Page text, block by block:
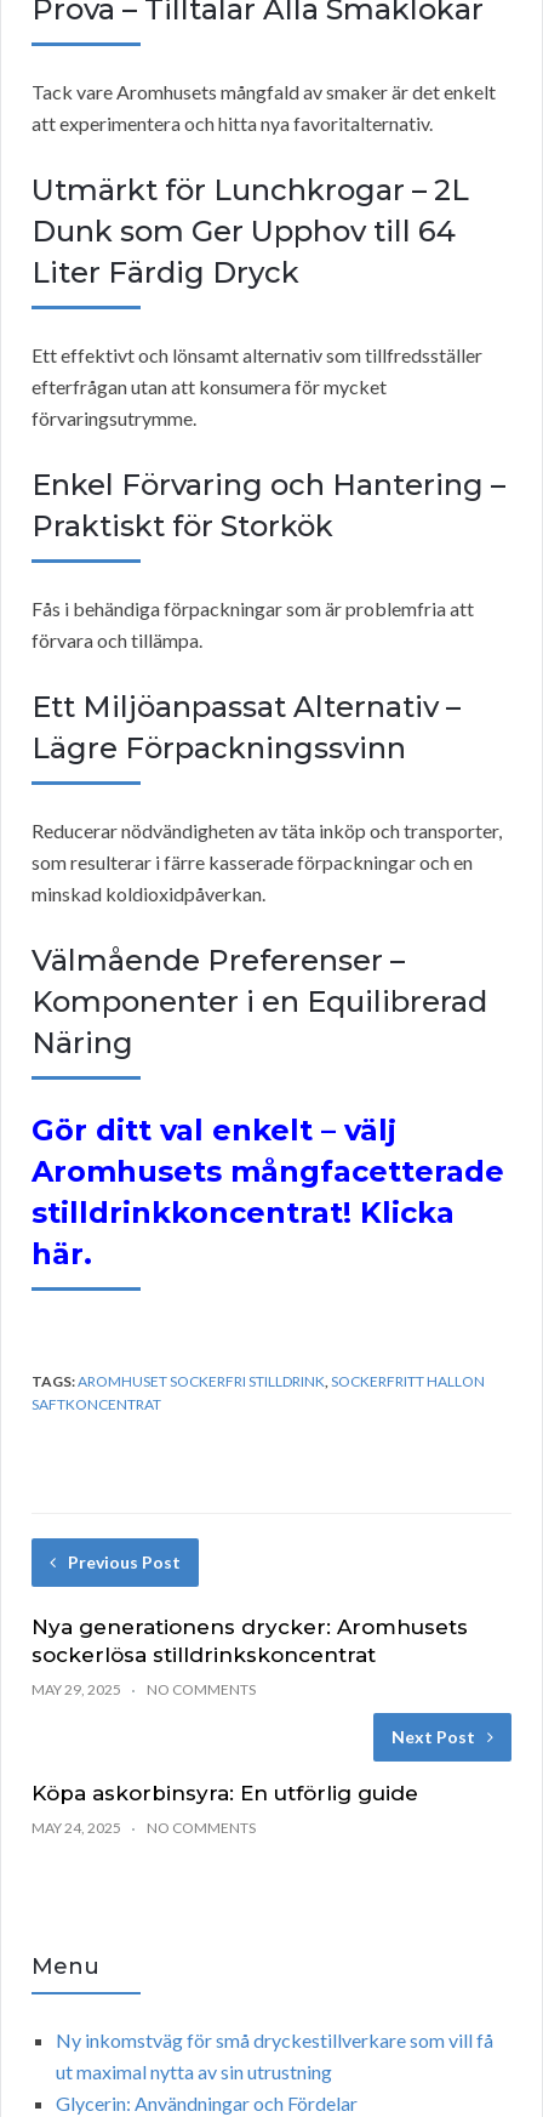
Prova – Tilltalar Alla Smaklökar
Tack vare Aromhusets mångfald av smaker är det enkelt
att experimentera och hitta nya favoritalternativ.
Utmärkt för Lunchkrogar – 2L
Dunk som Ger Upphov till 64
Liter Färdig Dryck
Ett effektivt och lönsamt alternativ som tillfredsställer
efterfrågan utan att konsumera för mycket
förvaringsutrymme.
Enkel Förvaring och Hantering –
Praktiskt för Storkök
Fås i behändiga förpackningar som är problemfria att
förvara och tillämpa.
Ett Miljöanpassat Alternativ –
Lägre Förpackningssvinn
Reducerar nödvändigheten av täta inköp och transporter,
som resulterar i färre kasserade förpackningar och en
minskad koldioxidpåverkan.
Välmående Preferenser –
Komponenter i en Equilibrerad
Näring
Gör ditt val enkelt – välj
Aromhusets mångfacetterade
stilldrinkkoncentrat! Klicka
här.
TAGS:AROMHUSET SOCKERFRI STILLDRINK,SOCKERFRITT HALLON
SAFTKONCENTRAT
Previous Post
Nya generationens drycker: Aromhusets
sockerlösa stilldrinkskoncentrat
MAY 29, 2025 NO COMMENTS
Next Post
Köpa askorbinsyra: En utförlig guide
MAY 24, 2025 NO COMMENTS
Menu
Ny inkomstväg för små dryckestillverkare som vill få
ut maximal nytta av sin utrustning
Glycerin: Användningar och Fördelar